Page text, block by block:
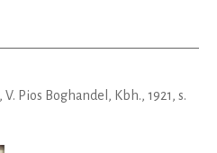
, V. Pios Boghandel, Kbh., 1921, s.